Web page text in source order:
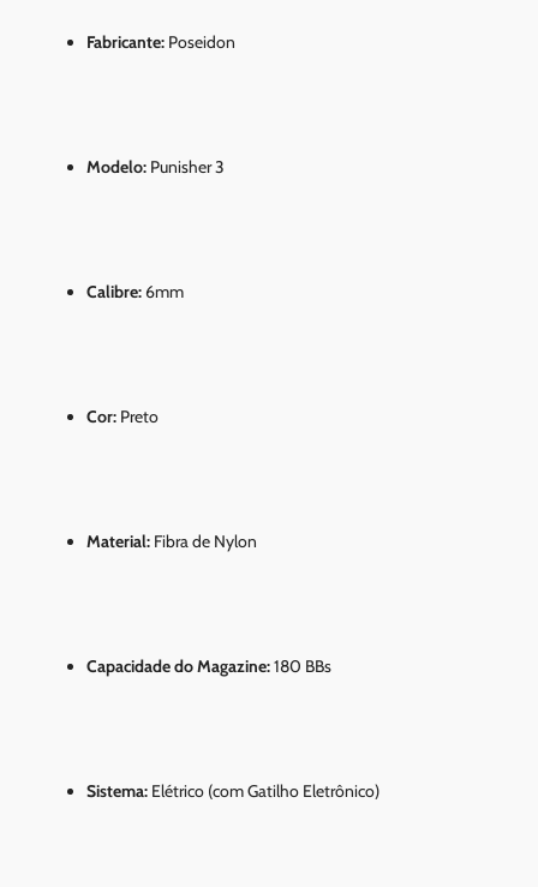
Fabricante: Poseidon
Modelo: Punisher 3
Calibre: 6mm
Cor: Preto
Material: Fibra de Nylon
Capacidade do Magazine:180 BBs
Sistema: Elétrico (com Gatilho Eletrônico)